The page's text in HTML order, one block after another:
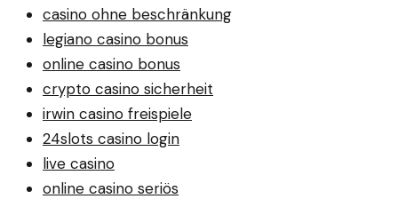
casino ohne beschränkung
legiano casino bonus
online casino bonus
crypto casino sicherheit
irwin casino freispiele
24slots casino login
live casino
online casino seriös